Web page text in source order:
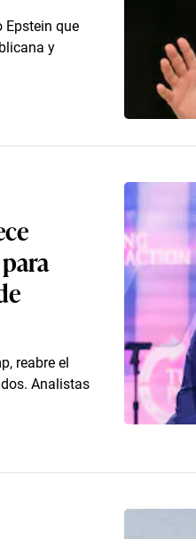
Epstein que
y
reabre el
Analistas